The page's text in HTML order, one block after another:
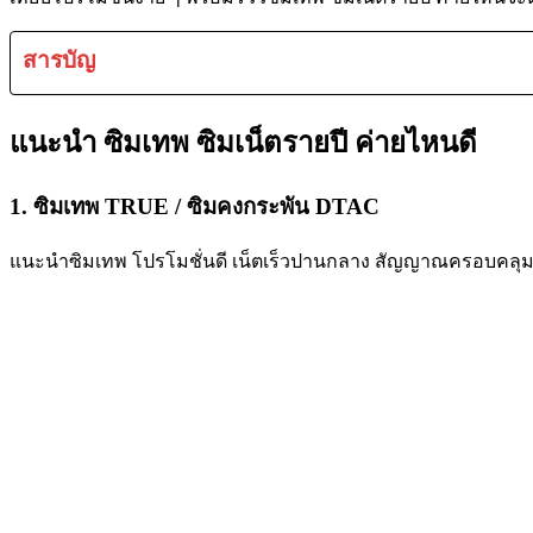
สารบัญ
แนะนำ ซิมเทพ ซิมเน็ตรายปี ค่ายไหนดี
1. ซิมเทพ TRUE / ซิมคงกระพัน DTAC
แนะนำซิมเทพ โปรโมชั่นดี เน็ตเร็วปานกลาง สัญญาณครอบคลุม